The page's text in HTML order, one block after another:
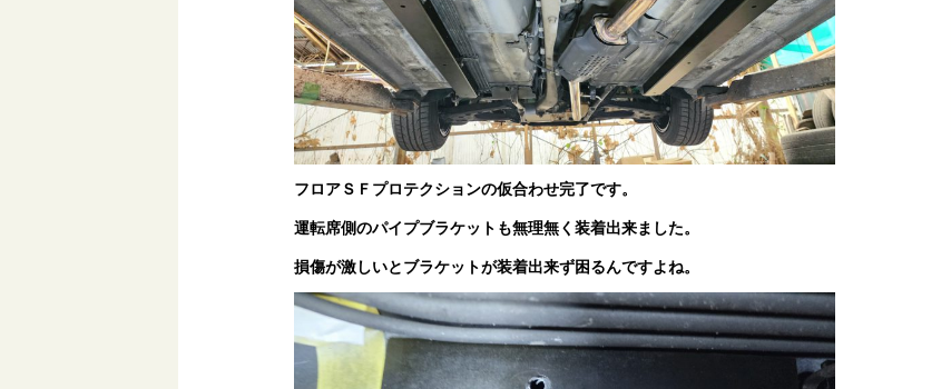
フロアＳＦプロテクションの仮合わせ完了です。
運転席側のパイプブラケットも無理無く装着出来ました。
損傷が激しいとブラケットが装着出来ず困るんですよね。